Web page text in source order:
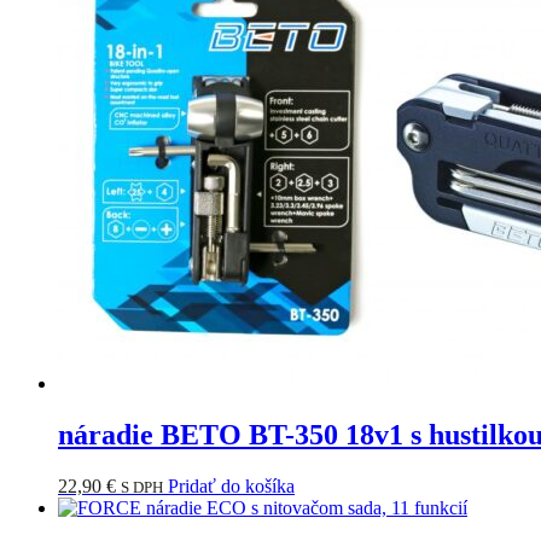
náradie BETO BT-350 18v1 s
22,90 € S DPH Pridať do košíka